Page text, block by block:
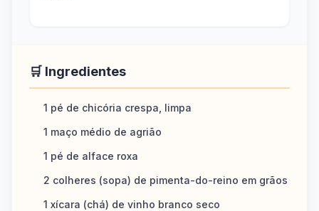
🛒 Ingredientes
1 pé de chicória crespa, limpa
1 maço médio de agrião
1 pé de alface roxa
2 colheres (sopa) de pimenta-do-reino em grãos
1 xícara (chá) de vinho branco seco